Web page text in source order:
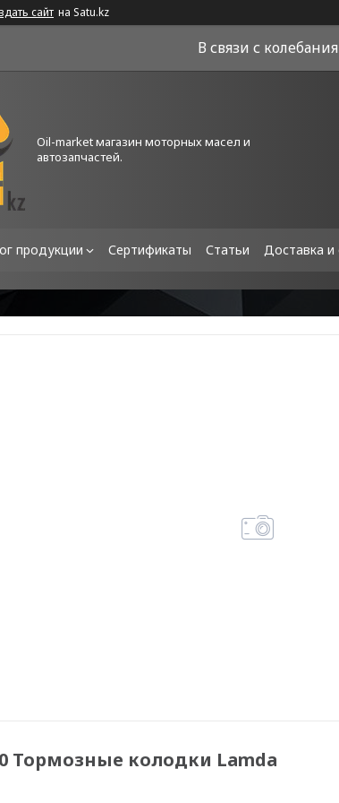
сайт на Satu.kz
В связи с
Oil-market магазин моторных масел и
автозапчастей.
продукции Сертификаты Статьи Доставка и
Тормозные колодки Lamda